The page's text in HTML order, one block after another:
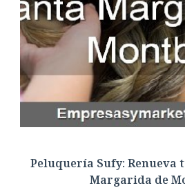
Peluquería Sufy: Renueva
Margarida de